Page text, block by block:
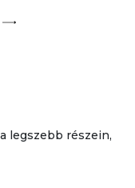
legszebb részein,